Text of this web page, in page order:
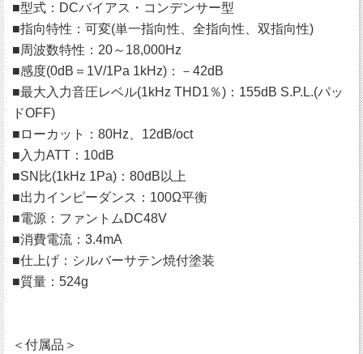
■型式：DCバイアス・コンデンサー型
■指向特性：可変(単一指向性、全指向性、双指向性)
■周波数特性：20～18,000Hz
■感度(0dB＝1V/1Pa 1kHz)：－42dB
■最大入力音圧レベル(1kHz THD1％)：155dB S.P.L.(パッ
ドOFF)
■ローカット：80Hz、12dB/oct
■入力ATT：10dB
■SN比(1kHz 1Pa)：80dB以上
■出力インピーダンス：100Ω平衡
■電源：ファントムDC48V
■消費電流：3.4mA
■仕上げ：シルバーサテン焼付塗装
■質量：524g
＜付属品＞